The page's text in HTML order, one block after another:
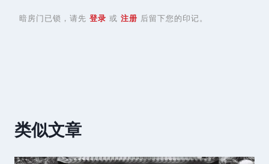
暗房门已锁，请先 登录 或 注册 后留下您的印记。
类似文章